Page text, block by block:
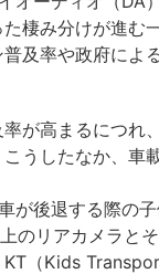
棲み分けが進む
及率や政府によ
が高まるにつ
うしたなか、車
が後退する際の
のリアカメラと
KT（Kids